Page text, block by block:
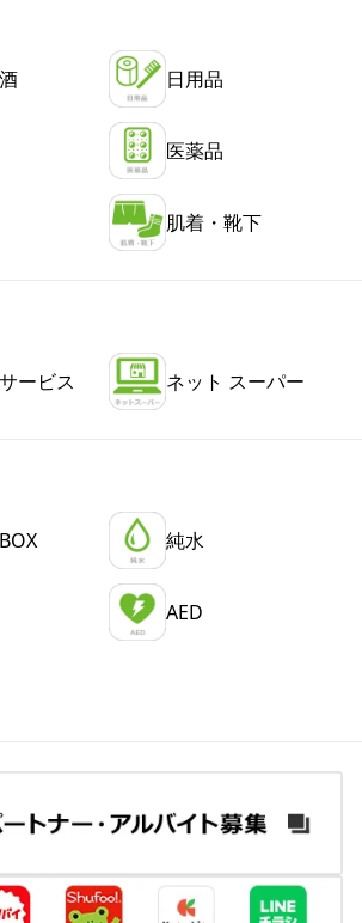
日用品
医薬品
肌着・靴下
ービス ネット スーパー
純水
AED